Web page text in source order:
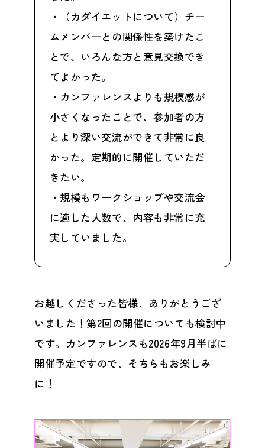
・（カダイエットについて）チー
ムメンバーとの関係性を築けたこ
とで、いろんな方と意見交換でき
てよかった。
・カンファレンスよりも規模感が
小さくなったことで、参加者の方
とより深い交流ができて非常に良
かった。定期的に開催していただ
きたい。
・規模もワークショップや交流会
に適した人数で、内容も非常に充
実していました。
お越しくださった皆様、ありがとうござ
いました！第2回の開催についても検討中
です。カンファレンスも2026年9月半ばに
開催予定ですので、そちらもお楽しみ
に！